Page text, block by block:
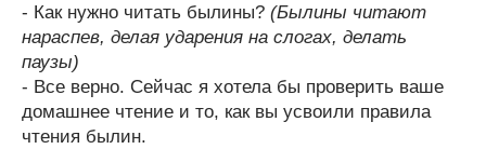
- Как нужно читать былины? (Былины читают
нараспев, делая ударения на слогах, делать
паузы)
- Все верно. Сейчас я хотела бы проверить ваше
домашнее чтение и то, как вы усвоили правила
чтения былин.